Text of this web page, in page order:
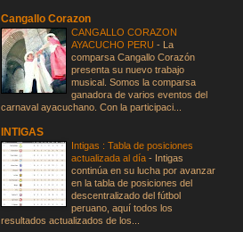
Cangallo Corazon
CANGALLO CORAZON
AYACUCHO PERU - La
comparsa Cangallo Corazón
presenta su nuevo trabajo
musical. Somos la comparsa
ganadora de varios eventos del
carnaval ayacuchano. Con la participaci...
INTIGAS
Intigas : Tabla de posiciones
actualizada al día - Intigas
continúa en su lucha por avanzar
en la tabla de posiciones del
descentralizado del fútbol
peruano, aquí todos los
resultados actualizados de los...